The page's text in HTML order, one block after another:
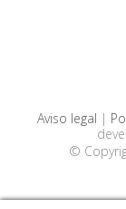
Aviso legal |
©